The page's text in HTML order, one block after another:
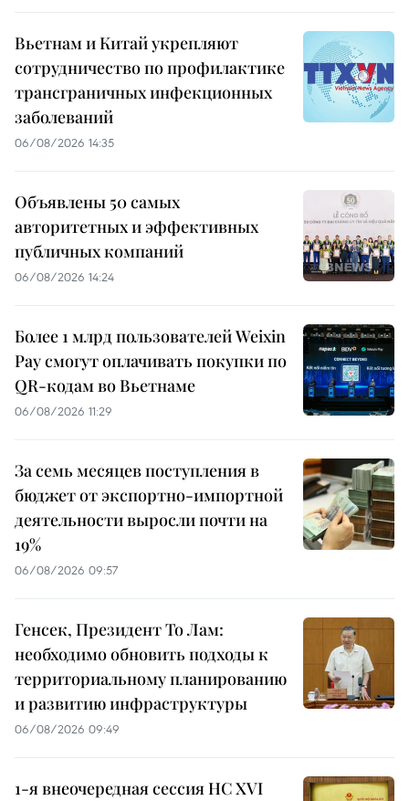
Вьетнам и Китай укрепляют
сотрудничество по профилактике
трансграничных инфекционных
заболеваний
06/08/2026 14:35
Объявлены 50 самых
авторитетных и эффективных
публичных компаний
06/08/2026 14:24
Более 1 млрд пользователей Weixin
Pay смогут оплачивать покупки по
QR-кодам во Вьетнаме
06/08/2026 11:29
За семь месяцев поступления в
бюджет от экспортно-импортной
деятельности выросли почти на
19%
06/08/2026 09:57
Генсек, Президент То Лам:
необходимо обновить подходы к
территориальному планированию
и развитию инфраструктуры
06/08/2026 09:49
1-я внеочередная сессия НС XVI